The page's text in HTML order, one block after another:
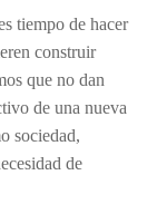
tiempo de hacer
construir
que no dan
de una nueva
sociedad,
de